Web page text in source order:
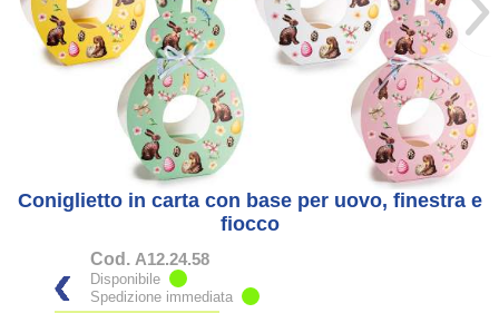
Coniglietto in carta con base per uovo, finestra e
fiocco
Cod. A12.24.58
Disponibile
Spedizione immediata